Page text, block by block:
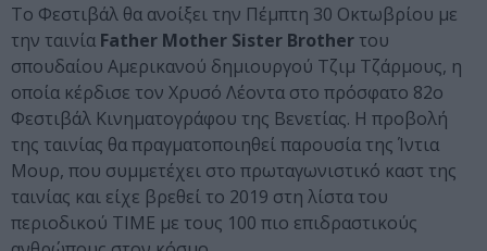
Το Φεστιβάλ θα ανοίξει την Πέμπτη 30 Οκτωβρίου με
την ταινία Father Mother Sister Brother του
σπουδαίου Αμερικανού δημιουργού Τζιμ Τζάρμους, η
οποία κέρδισε τον Χρυσό Λέοντα στο πρόσφατο 82ο
Φεστιβάλ Κινηματογράφου της Βενετίας. Η προβολή
της ταινίας θα πραγματοποιηθεί παρουσία της Ίντια
Μουρ, που συμμετέχει στο πρωταγωνιστικό καστ της
ταινίας και είχε βρεθεί το 2019 στη λίστα του
περιοδικού TIME με τους 100 πιο επιδραστικούς